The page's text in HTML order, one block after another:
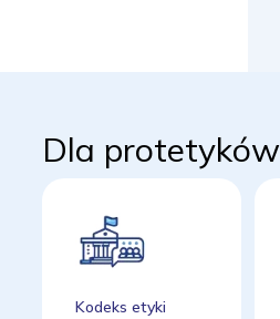
Dla protetyków
Kodeks etyki